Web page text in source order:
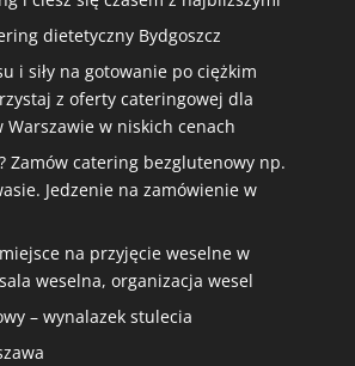
dietetyczny Bydgoszcz
i siły na gotowanie po ciężkim
z oferty cateringowej dla
Warszawie w niskich cenach
Zamów catering bezglutenowy np.
Jedzenie na zamówienie w
na przyjęcie weselne w
weselna, organizacja wesel
– wynalazek stulecia